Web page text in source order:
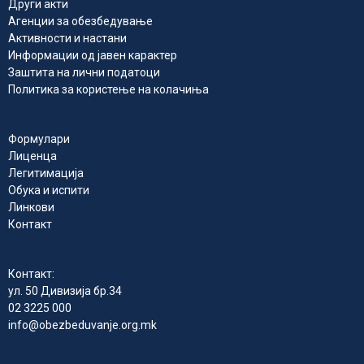
Други акти
Агенции за обезбедување
Активности и настани
Информации од јавен карактер
Заштита на лични податоци
Политика за користење на колачиња
Формулари
Лиценца
Легитимација
Обука и испити
Линкови
Контакт
Контакт:
ул. 50 Дивизија бр.34
02 3225 000
info@obezbeduvanje.org.mk